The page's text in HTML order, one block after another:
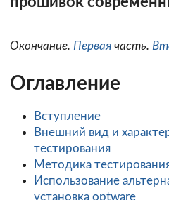
Окончание. Первая часть.
Оглавление
Вступление
Внешний вид и
тестирования
Методика
Использование
установка optware